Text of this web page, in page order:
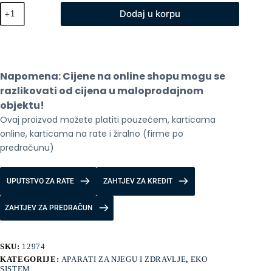
Xiaomi
sapun
za
Dodaj u korpu
Napomena: Cijene na online shopu mogu se
razlikovati od cijena u maloprodajnom
objektu!
Ovaj proizvod možete platiti pouzećem, karticama
online, karticama na rate i žiralno (firme po
predračunu)
UPUTSTVO ZA RATE ZAHTJEV ZA KREDIT
ZAHTJEV ZA PREDRAČUN
SKU: 12974
KATEGORIJE: APARATI ZA NJEGU I ZDRAVLJE, EKO
SISTEM